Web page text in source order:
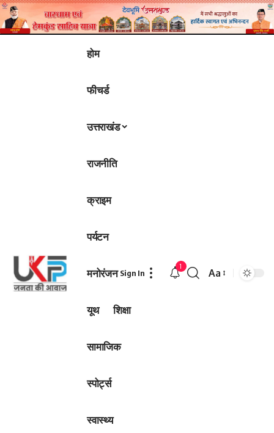
होम
फीचर्ड
उत्तराखंड
राजनीति
क्राइम
पर्यटन
मनोरंजन
यूथ शिक्षा
सामाजिक
स्पोर्ट्स
स्वास्थ्य
Sign In
1
Font
Aa